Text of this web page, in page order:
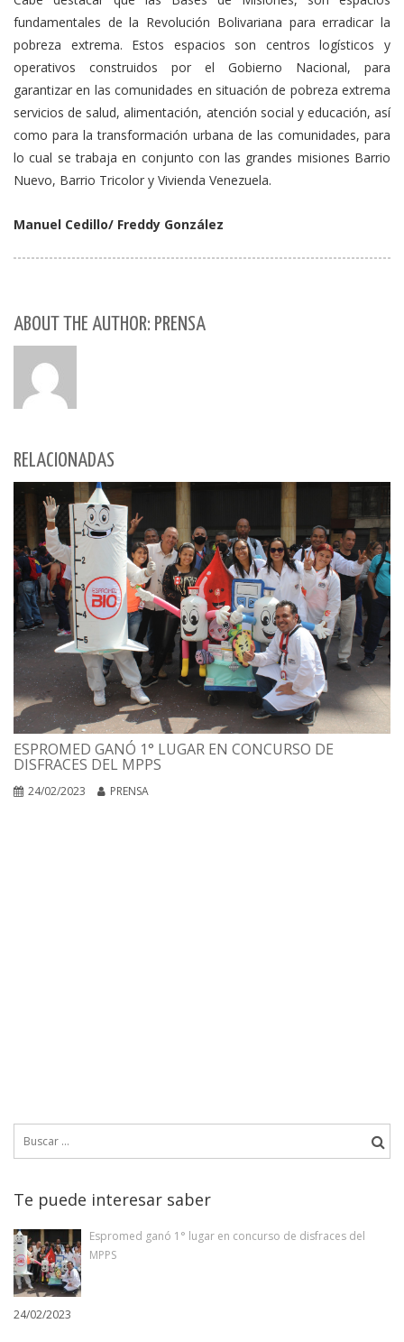
fundamentales de la Revolución Bolivariana para erradicar la
pobreza extrema. Estos espacios son centros logísticos y
operativos construidos por el Gobierno Nacional, para
garantizar en las comunidades en situación de pobreza extrema
servicios de salud, alimentación, atención social y educación, así
como para la transformación urbana de las comunidades, para
lo cual se trabaja en conjunto con las grandes misiones Barrio
Nuevo, Barrio Tricolor y Vivienda Venezuela.
Manuel Cedillo/ Freddy González
ABOUT THE AUTHOR: PRENSA
RELACIONADAS
ESPROMED GANÓ 1° LUGAR EN CONCURSO DE
DISFRACES DEL MPPS
24/02/2023 PRENSA
Te puede interesar saber
Espromed ganó 1° lugar en concurso de disfraces del
MPPS
24/02/2023